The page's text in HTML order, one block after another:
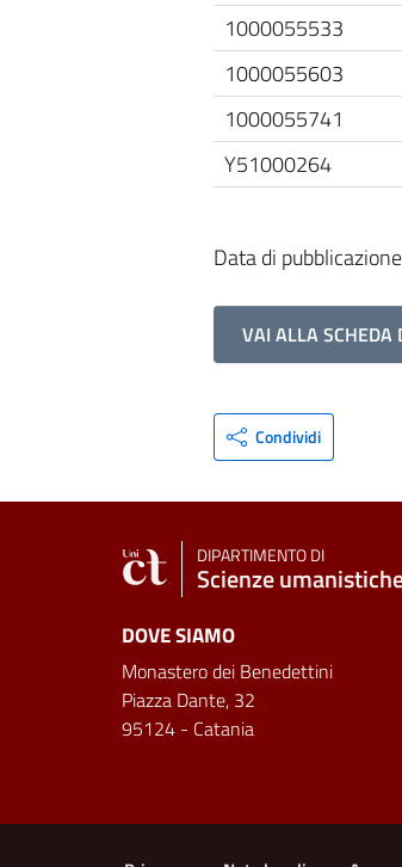
1000055533
1000055603
1000055741
Y51000264
Data di
VAI ALLA SCHEDA
Condividi
DIPARTIMENTO DI
Scienze
DOVE SIAMO
Monastero dei Benedettini
Piazza Dante, 32
95124 - Catania